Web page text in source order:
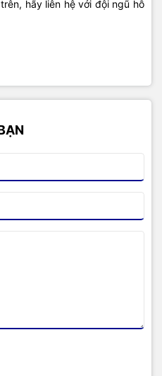
hãy liên hệ với đội ngũ hỗ